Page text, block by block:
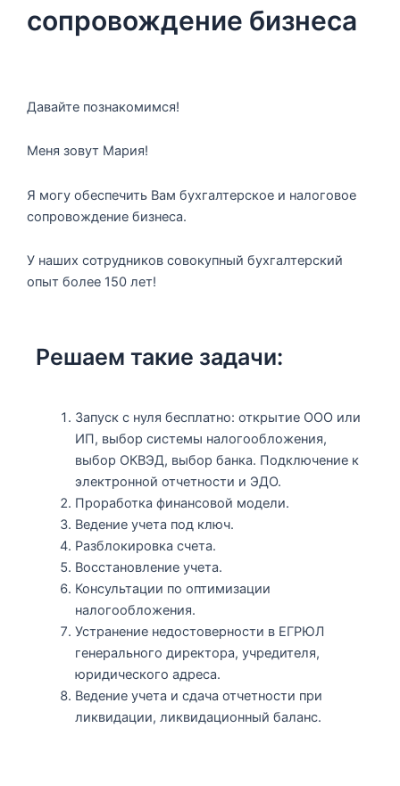
cопpовождeние бизнеca
Давайте познакомимся!
Меня зовут Мария!
Я могу обеспечить Вам бухгалтepcкoе и налоговое
cопpовождeние бизнеca.
У наших сотрудников совокупный бухгалтерский
опыт более 150 лет!
Решаем такие задачи:
Запуск с нуля бесплатно: открытие ООО или
ИП, выбор системы налогообложения,
выбор ОКВЭД, выбор банка. Подключение к
электронной отчетности и ЭДО.
Проработка финансовой модели.
Ведение учета под ключ.
Разблокировка счета.
Восстановление учета.
Консультации по оптимизации
налогообложения.
Устранение недостоверности в ЕГРЮЛ
генерального директора, учредителя,
юридического адреса.
Ведение учета и сдача отчетности при
ликвидации, ликвидационный баланс.